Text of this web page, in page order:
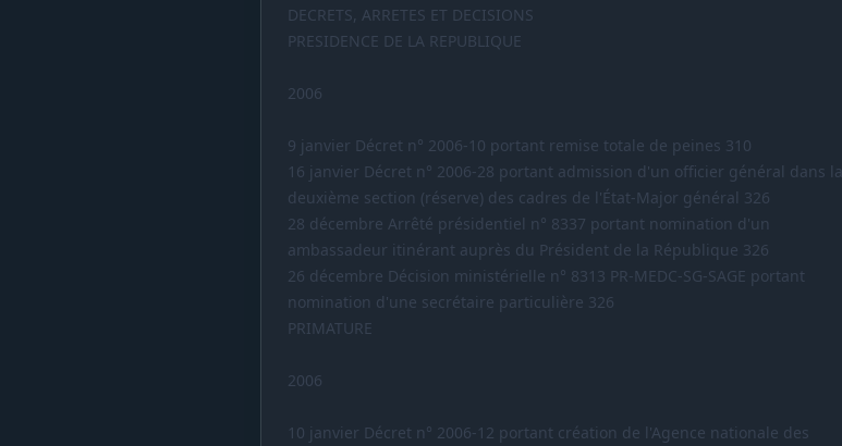
DECRETS, ARRETES ET DECISIONS
PRESIDENCE DE LA REPUBLIQUE
2006
9 janvier Décret n° 2006-10 portant remise totale de peines 310
16 janvier Décret n° 2006-28 portant admission d'un officier général dans la
deuxième section (réserve) des cadres de l'État-Major général 326
28 décembre Arrêté présidentiel n° 8337 portant nomination d'un
ambassadeur itinérant auprès du Président de la République 326
26 décembre Décision ministérielle n° 8313 PR-MEDC-SG-SAGE portant
nomination d'une secrétaire particulière 326
PRIMATURE
2006
10 janvier Décret n° 2006-12 portant création de l'Agence nationale des